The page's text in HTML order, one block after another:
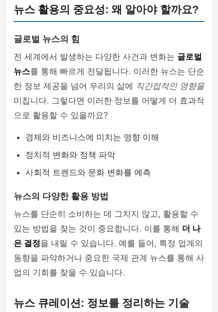
뉴스 활용의 중요성: 왜 알아야 할까요?
글로벌 뉴스의 힘
전 세계에서 발생하는 다양한 사건과 변화는 글로벌
뉴스를 통해 빠르게 전달됩니다. 이러한 뉴스는 단순
한 정보 제공을 넘어 우리의 삶에 직간접적인 영향을
미칩니다. 그렇다면 이러한 정보를 어떻게 더 효과적
으로 활용할 수 있을까요?
경제와 비즈니스에 미치는 영향 이해
정치적 변화와 정책 파악
사회적 트렌드와 문화 변화를 예측
뉴스의 다양한 활용 방법
뉴스를 단순히 소비하는 데 그치지 않고, 활용할 수
있는 방법을 찾는 것이 중요합니다. 이를 통해 더 나
은 결정을 내릴 수 있습니다. 예를 들어, 특정 업계의
동향을 파악하거나 중요한 국제 관계 뉴스를 통해 사
업의 기회를 찾을 수 있습니다.
뉴스 큐레이션: 정보를 정리하는 기술